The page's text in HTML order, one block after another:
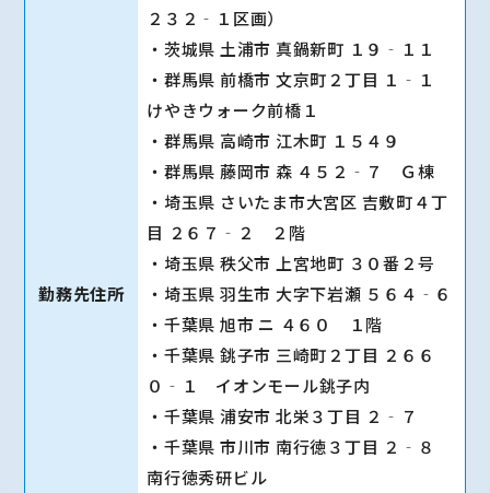
勤務先住所
２３２‐１区画）
・茨城県 土浦市 真鍋新町 １９‐１１
・群馬県 前橋市 文京町２丁目 １‐１
けやきウォーク前橋１
・群馬県 高崎市 江木町 １５４９
・群馬県 藤岡市 森 ４５２‐７ Ｇ棟
・埼玉県 さいたま市大宮区 吉敷町４丁
目 ２６７‐２ ２階
・埼玉県 秩父市 上宮地町 ３０番２号
・埼玉県 羽生市 大字下岩瀬 ５６４‐６
・千葉県 旭市 ニ ４６０ １階
・千葉県 銚子市 三崎町２丁目 ２６６
０‐１ イオンモール銚子内
・千葉県 浦安市 北栄３丁目 ２‐７
・千葉県 市川市 南行徳３丁目 ２‐８
南行徳秀研ビル